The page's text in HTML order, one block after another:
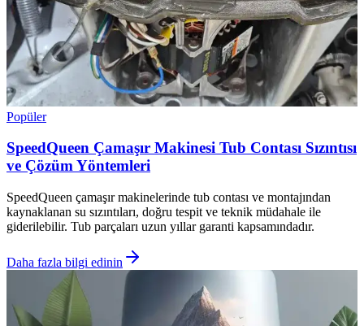
Popüler
SpeedQueen Çamaşır Makinesi Tub Contası Sızıntısı
ve Çözüm Yöntemleri
SpeedQueen çamaşır makinelerinde tub contası ve montajından
kaynaklanan su sızıntıları, doğru tespit ve teknik müdahale ile
giderilebilir. Tub parçaları uzun yıllar garanti kapsamındadır.
Daha fazla bilgi edinin